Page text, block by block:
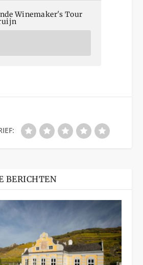
Winemaker's Tour
BERICHTEN